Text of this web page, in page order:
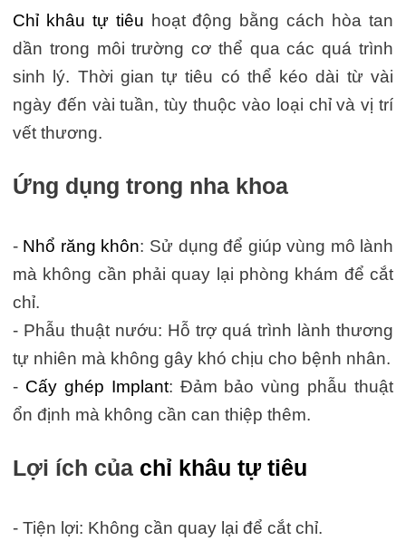
Chỉ khâu tự tiêu hoạt động bằng cách hòa tan
dần trong môi trường cơ thể qua các quá trình
sinh lý. Thời gian tự tiêu có thể kéo dài từ vài
ngày đến vài tuần, tùy thuộc vào loại chỉ và vị trí
vết thương.
Ứng dụng trong nha khoa
- Nhổ răng khôn: Sử dụng để giúp vùng mô lành
mà không cần phải quay lại phòng khám để cắt
chỉ.
- Phẫu thuật nướu: Hỗ trợ quá trình lành thương
tự nhiên mà không gây khó chịu cho bệnh nhân.
- Cấy ghép Implant: Đảm bảo vùng phẫu thuật
ổn định mà không cần can thiệp thêm.
Lợi ích của chỉ khâu tự tiêu
- Tiện lợi: Không cần quay lại để cắt chỉ.